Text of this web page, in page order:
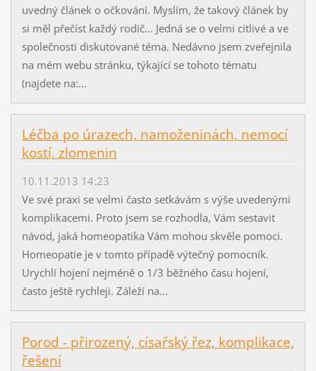
uvedný článek o očkování. Myslím, že takový článek by
si měl přečíst každý rodič... Jedná se o velmi citlivé a ve
společnosti diskutované téma. Nedávno jsem zveřejnila
na mém webu stránku, týkající se tohoto tématu
(najdete na:...
Léčba po úrazech, namoženinách, nemocí
kostí, zlomenin
10.11.2013 14:23
Ve své praxi se velmi často setkávám s výše uvedenými
komplikacemi. Proto jsem se rozhodla, Vám sestavit
návod, jaká homeopatika Vám mohou skvěle pomoci.
Homeopatie je v tomto případě výtečný pomocník.
Urychlí hojení nejméně o 1/3 běžného času hojení,
často ještě rychleji. Záleží na...
Porod - přirozený, císařský řez, komplikace,
řešení